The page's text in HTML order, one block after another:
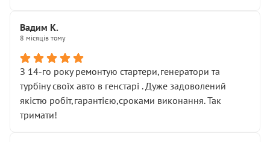
Вадим К.
8 місяців тому
З 14-го року ремонтую стартери,генератори та
турбіну своїх авто в генстарі . Дуже задоволений
якістю робіт,гарантією,сроками виконання. Так
тримати!